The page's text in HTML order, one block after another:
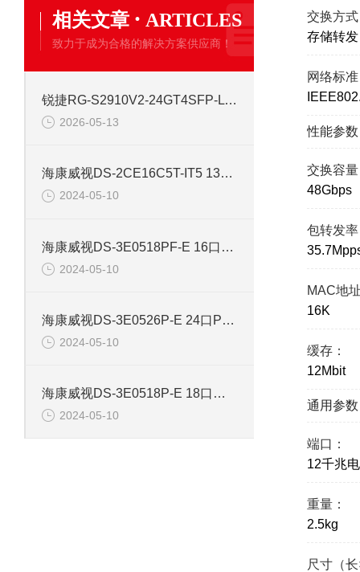
相关文章 · ARTICLES
致力于成为合格的解决方案供应商！
锐捷RG-S2910V2-24GT4SFP-L 24口网管千兆交换机
2026-05-13
海康威视DS-2CE16C5T-IT5 130万红外高清同轴交换机
2024-05-10
海康威视DS-3E0518PF-E 16口智能POE千兆交换机
2024-05-10
海康威视DS-3E0526P-E 24口POE千兆智能交换机
2024-05-10
海康威视DS-3E0518P-E 18口千兆POE交换机
2024-05-10
交换方
存储转发
网络标
性能参数
交换容
48Gbps
包转发
MAC地
16K
缓存：
12Mbit
通用参数
端口：
12千兆
重量：
2.5kg
尺寸（